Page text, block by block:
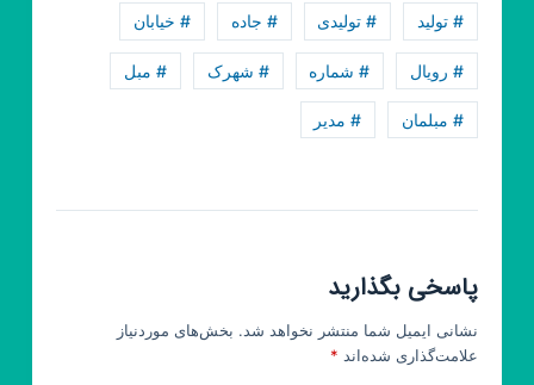
# تولید # تولیدی # جاده # خیابان
# رویال # شماره # شهرک # مبل
# مبلمان # مدیر
پاسخی بگذارید
نشانی ایمیل شما منتشر نخواهد شد. بخش‌های موردنیاز
علامت‌گذاری شده‌اند *